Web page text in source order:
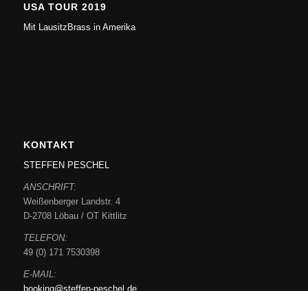
USA TOUR 2019
Mit LausitzBrass in Amerika
KONTAKT
STEFFEN PESCHEL
ANSCHRIFT:
Weißenberger Landstr. 4
D-2708 Löbau / OT Kittlitz
TELEFON:
49 (0) 171 7530398
E-MAIL:
booking@steffen-peschel.de